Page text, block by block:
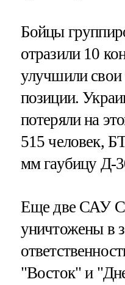
Бойцы
отразили 10
улучшили свои
позиции.
потеряли на
515 человек,
мм гаубицу Д-
Еще две САУ
уничтожены в
"Восток" и